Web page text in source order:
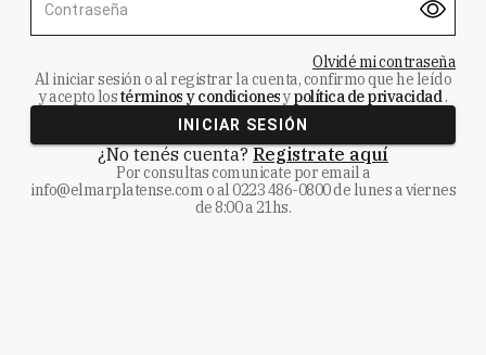
Contraseña
Olvidé mi contraseña
Al iniciar sesión o al registrar la cuenta, confirmo que he leído
y acepto lostérminos y condicionesypolítica de privacidad.
INICIAR SESIÓN
¿No tenés cuenta? Registrate aquí
Por consultas comunicate por email a
info@elmarplatense.como al0223 486-0800de lunes a viernes
de 8:00 a 21hs.